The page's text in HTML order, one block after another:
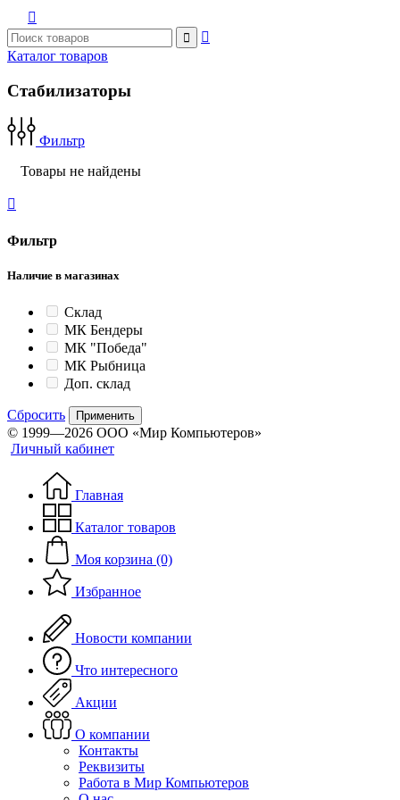



Каталог товаров
Стабилизаторы
Фильтр
Товары не найдены

Фильтр
Наличие в магазинах
Склад
МК Бендеры
МК "Победа"
МК Рыбница
Доп. склад
Сбросить Применить
© 1999—2026 ООО «Мир Компьютеров»
Личный кабинет
Главная
Каталог товаров
Моя корзина (0)
Избранное
Новости компании
Что интересного
Акции
О компании
Контакты
Реквизиты
Работа в Мир Компьютеров